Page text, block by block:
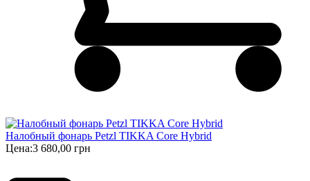
Налобный фонарь Petzl TIKKA Core Hybrid
Цена:3 680,00 грн